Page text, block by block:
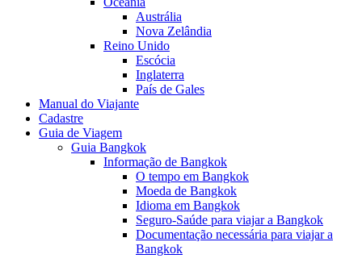
Austrália
Nova Zelândia
Reino Unido
Escócia
Inglaterra
País de Gales
Manual do Viajante
Cadastre
Guia de Viagem
Guia Bangkok
Informação de Bangkok
O tempo em Bangkok
Moeda de Bangkok
Idioma em Bangkok
Seguro-Saúde para viajar a Bangkok
Documentação necessária para viajar a
Bangkok